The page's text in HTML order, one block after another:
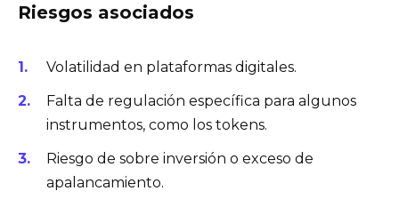
Riesgos asociados
Volatilidad en plataformas digitales.
Falta de regulación específica para algunos
instrumentos, como los tokens.
Riesgo de sobre inversión o exceso de
apalancamiento.